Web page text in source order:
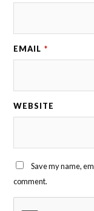
EMAIL *
WEBSITE
Save my name,
comment.